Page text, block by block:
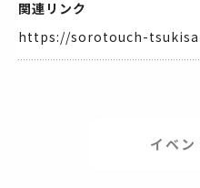
関連リンク
https://sorotouch-
イベン